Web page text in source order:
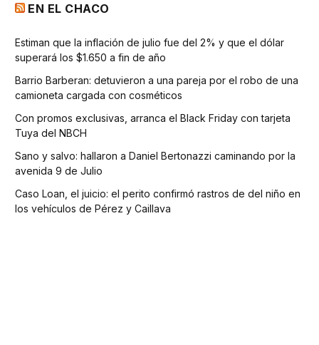
EN EL CHACO
Estiman que la inflación de julio fue del 2% y que el dólar
superará los $1.650 a fin de año
Barrio Barberan: detuvieron a una pareja por el robo de una
camioneta cargada con cosméticos
Con promos exclusivas, arranca el Black Friday con tarjeta
Tuya del NBCH
Sano y salvo: hallaron a Daniel Bertonazzi caminando por la
avenida 9 de Julio
Caso Loan, el juicio: el perito confirmó rastros de del niño en
los vehículos de Pérez y Caillava